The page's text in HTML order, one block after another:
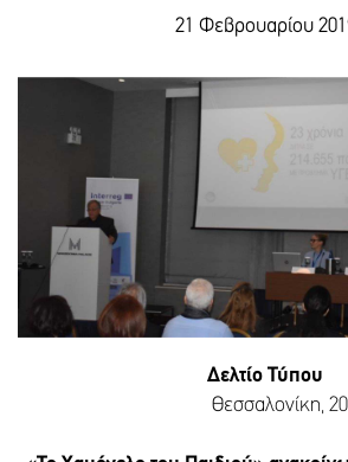
21 Φεβρουαρίου
Δελτίο Τύπου
Θεσσαλονίκη,